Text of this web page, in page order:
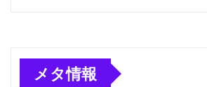
メタ情報